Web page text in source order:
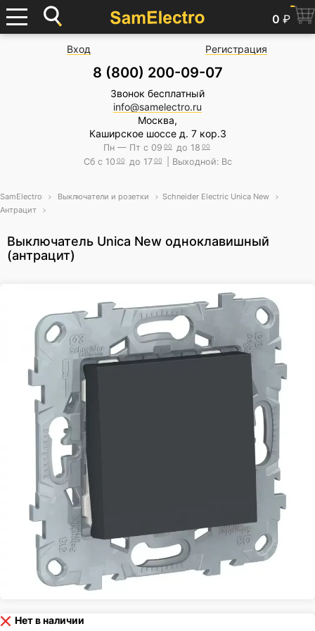
0 ₽
Вход Регистрация
8 (800) 200-09-07
Звонок бесплатный
info@samelectro.ru
Москва,
Каширское шоссе д. 7 кор.3
Пн — Пт с 09 00 до 18 00
Сб с 10 00 до 17 00 | Выходной: Вс
SamElectro Выключатели и розетки
Schneider Electric Unica New
Антрацит
Выключатель Unica New одноклавишный
(антрацит)
Нет в наличии